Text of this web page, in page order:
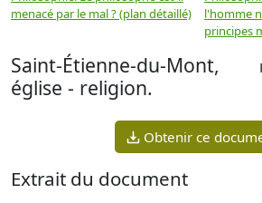
menacé par le mal ? (plan détaillé)
l'homme
principes
Saint-Étienne-du-Mont,
église - religion.
Obtenir ce
Extrait du document